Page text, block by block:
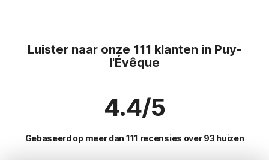
Luister naar onze 111 klanten in Puy-
l'Évêque
4.4/5
Gebaseerd op meer dan 111 recensies over 93 huizen